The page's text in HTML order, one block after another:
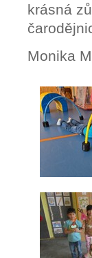
krásná
Monika